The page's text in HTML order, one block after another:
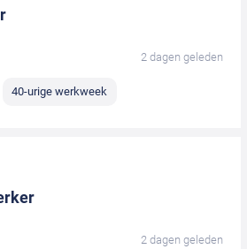
2 dagen geleden
40-urige werkweek
2 dagen geleden